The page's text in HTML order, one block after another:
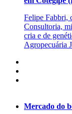
Felipe Fabbri,
Consultoria,
cria e de
Agropecuária
Mercado do